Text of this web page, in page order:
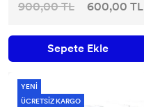
900,00 TL 600,00 TL
Sepete Ekle
YENİ
ÜCRETSİZ KARGO